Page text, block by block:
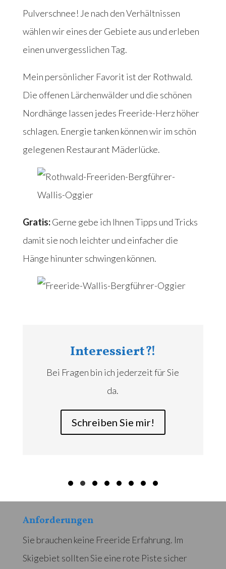
Pulverschnee! Je nach den Verhältnissen
wählen wir eines der Gebiete aus und erleben
einen unvergesslichen Tag.
Mein persönlicher Favorit ist der Rothwald.
Die offenen Lärchenwälder und die schönen
Nordhänge lassen jedes Freeride-Herz höher
schlagen. Energie tanken können wir im schön
gelegenen Restaurant Mäderlücke.
Gratis:Gerne gebe ich Ihnen Tipps und Tricks
damit sie noch leichter und einfacher die
Hänge hinunter schwingen können.
Interessiert?!
Bei Fragen bin ich jederzeit für Sie
da.
Schreiben Sie mir!
Anforderungen
Sie brauchen keine Freeride Erfahrung. Im
Skigebiet sollten Sie eine rote Piste sicher